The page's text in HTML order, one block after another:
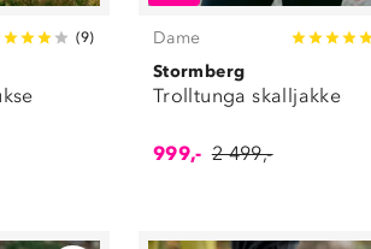
liggeunderlag (23)
Skjørt og kjoler (4)
Sko (543
Skopleie (1)
flops (17
Soveposer (10)
(9) Dame
Stormberg
Trolltunga skalljakke
999,- 2 499,-